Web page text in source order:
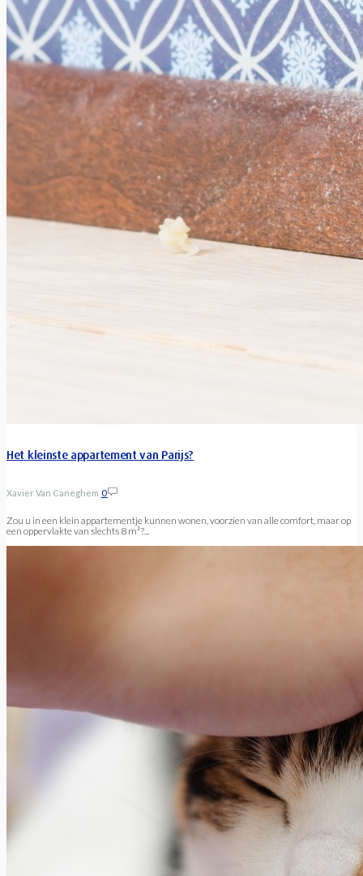
Het kleinste appartement van Parijs?
Xavier Van Caneghem 0
Zou u in een klein appartementje kunnen wonen, voorzien van alle comfort, maar op
een oppervlakte van slechts 8 m²?...